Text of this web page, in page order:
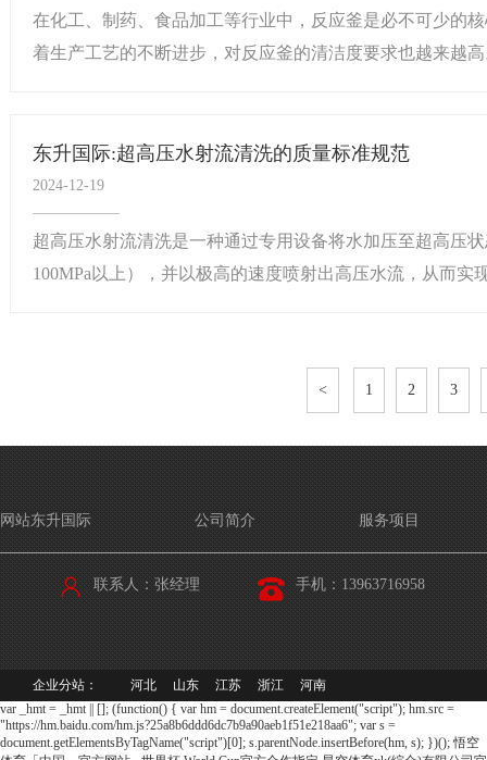
在化工、制药、食品加工等行业中，反应釜是必不可少的
着生产工艺的不断进步，对反应釜的清洁度要求也越来越高
东升国际:超高压水射流清洗的质量标准规范
2024-12-19
超高压水射流清洗是一种通过专用设备将水加压至超高压
100MPa以上），并以极高的速度喷射出高压水流，从而实
< 1 2 3
网站东升国际 公司简介 服务项目
联系人： 张经理 手机： 13963716958
企业分站： 河北 山东 江苏 浙江
河南
var _hmt = _hmt || []; (function() { var hm = document.createElement("script"); hm.src =
"https://hm.baidu.com/hm.js?25a8b6ddd6dc7b9a90aeb1f51e218aa6"; var s =
document.getElementsByTagName("script")[0]; s.parentNode.insertBefore(hm, s); })();悟空